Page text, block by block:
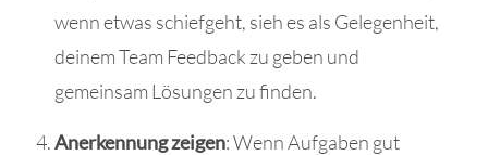
wenn etwas schiefgeht, sieh es als Gelegenheit,
deinem Team Feedback zu geben und
gemeinsam Lösungen zu finden.
Anerkennung zeigen: Wenn Aufgaben gut